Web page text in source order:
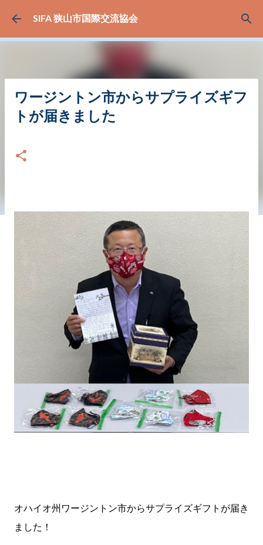
スキップしてメイン コンテンツに移動
SIFA 狭山市国際交流協会
ワージントン市からサプライズギフ
トが届きました
オハイオ州ワージントン市からサプライズギフトが届き
ました！